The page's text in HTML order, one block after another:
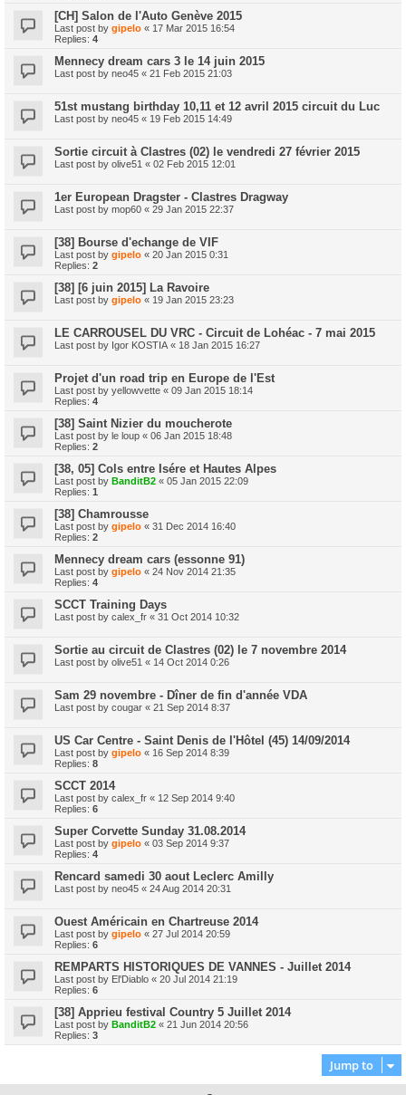
[CH] Salon de l'Auto Genève 2015
Last post by gipelo « 17 Mar 2015 16:54
Replies: 4
Mennecy dream cars 3 le 14 juin 2015
Last post by neo45 « 21 Feb 2015 21:03
51st mustang birthday 10,11 et 12 avril 2015 circuit du Luc
Last post by neo45 « 19 Feb 2015 14:49
Sortie circuit à Clastres (02) le vendredi 27 février 2015
Last post by olive51 « 02 Feb 2015 12:01
1er European Dragster - Clastres Dragway
Last post by mop60 « 29 Jan 2015 22:37
[38] Bourse d'echange de VIF
Last post by gipelo « 20 Jan 2015 0:31
Replies: 2
[38] [6 juin 2015] La Ravoire
Last post by gipelo « 19 Jan 2015 23:23
LE CARROUSEL DU VRC - Circuit de Lohéac - 7 mai 2015
Last post by Igor KOSTIA « 18 Jan 2015 16:27
Projet d'un road trip en Europe de l'Est
Last post by yellowvette « 09 Jan 2015 18:14
Replies: 4
[38] Saint Nizier du moucherote
Last post by le loup « 06 Jan 2015 18:48
Replies: 2
[38, 05] Cols entre Isére et Hautes Alpes
Last post by BanditB2 « 05 Jan 2015 22:09
Replies: 1
[38] Chamrousse
Last post by gipelo « 31 Dec 2014 16:40
Replies: 2
Mennecy dream cars (essonne 91)
Last post by gipelo « 24 Nov 2014 21:35
Replies: 4
SCCT Training Days
Last post by calex_fr « 31 Oct 2014 10:32
Sortie au circuit de Clastres (02) le 7 novembre 2014
Last post by olive51 « 14 Oct 2014 0:26
Sam 29 novembre - Dîner de fin d'année VDA
Last post by cougar « 21 Sep 2014 8:37
US Car Centre - Saint Denis de l'Hôtel (45) 14/09/2014
Last post by gipelo « 16 Sep 2014 8:39
Replies: 8
SCCT 2014
Last post by calex_fr « 12 Sep 2014 9:40
Replies: 6
Super Corvette Sunday 31.08.2014
Last post by gipelo « 03 Sep 2014 9:37
Replies: 4
Rencard samedi 30 aout Leclerc Amilly
Last post by neo45 « 24 Aug 2014 20:31
Ouest Américain en Chartreuse 2014
Last post by gipelo « 27 Jul 2014 20:59
Replies: 6
REMPARTS HISTORIQUES DE VANNES - Juillet 2014
Last post by El'Diablo « 20 Jul 2014 21:19
Replies: 6
[38] Apprieu festival Country 5 Juillet 2014
Last post by BanditB2 « 21 Jun 2014 20:56
Replies: 3
Jump to